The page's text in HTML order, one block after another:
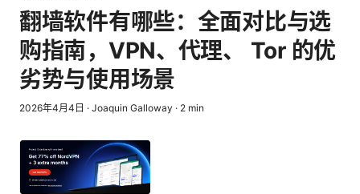
翻墙软件有哪些：全面对比与选
购指南，VPN、代理、 Tor 的优
劣势与使用场景
2026年4月4日 · Joaquin Galloway · 2 min